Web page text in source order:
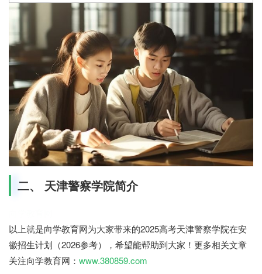
二、 天津警察学院简介
以上就是向学教育网为大家带来的2025高考天津警察学院在安
徽招生计划（2026参考），希望能帮助到大家！更多相关文章
关注向学教育网： www.380859.com